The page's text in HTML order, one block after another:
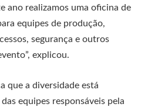
ano realizamos uma oficina de
equipes de produção,
segurança e outros
explicou.
que a diversidade está
equipes responsáveis pela